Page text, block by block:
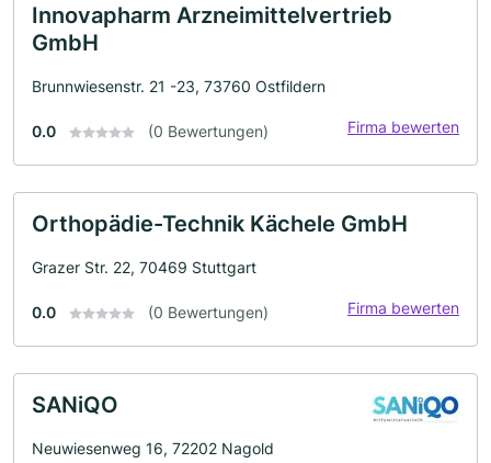
Innovapharm Arzneimittelvertrieb
GmbH
Brunnwiesenstr. 21 -23, 73760 Ostfildern
0.0 (0 Bewertungen) Firma bewerten
Orthopädie-Technik Kächele GmbH
Grazer Str. 22, 70469 Stuttgart
0.0 (0 Bewertungen) Firma bewerten
SANiQO
Neuwiesenweg 16, 72202 Nagold